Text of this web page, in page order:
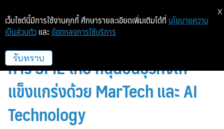
Readyplanet สนับสนุนผู้ประกอบ
การ SME ไทย หนุนปั้นธุรกิจให้
แข็งแกร่งด้วย MarTech และ AI
Technology
เว็บไซต์นี้มีการใช้งานคุกกี้ ศึกษารายละเอียดเพิ่มเติมได้ที่ นโยบายความ
เป็นส่วนตัว และ ข้อตกลงการใช้บริการ
รับทราบ
X